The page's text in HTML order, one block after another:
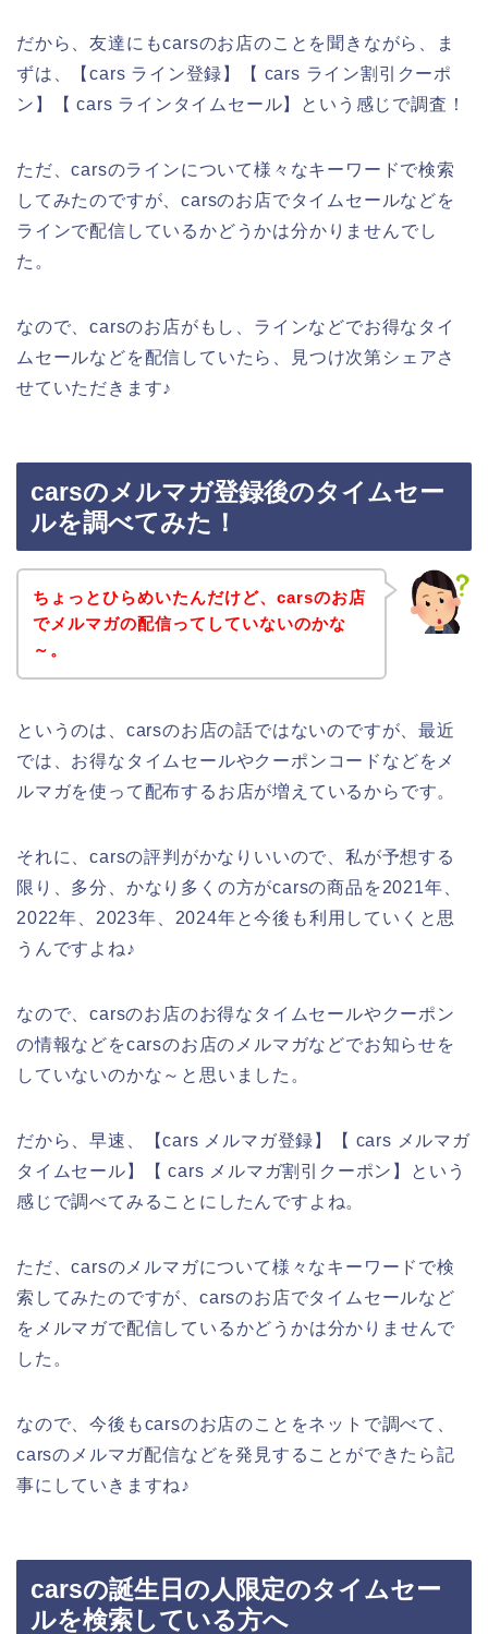
だから、友達にもcarsのお店のことを聞きながら、ま
ずは、【cars ライン登録】【 cars ライン割引クーポ
ン】【 cars ラインタイムセール】という感じで調査！
ただ、carsのラインについて様々なキーワードで検索
してみたのですが、carsのお店でタイムセールなどを
ラインで配信しているかどうかは分かりませんでし
た。
なので、carsのお店がもし、ラインなどでお得なタイ
ムセールなどを配信していたら、見つけ次第シェアさ
せていただきます♪
carsのメルマガ登録後のタイムセー
ルを調べてみた！
ちょっとひらめいたんだけど、carsのお店
でメルマガの配信ってしていないのかな
～。
というのは、carsのお店の話ではないのですが、最近
では、お得なタイムセールやクーポンコードなどをメ
ルマガを使って配布するお店が増えているからです。
それに、carsの評判がかなりいいので、私が予想する
限り、多分、かなり多くの方がcarsの商品を2021年、
2022年、2023年、2024年と今後も利用していくと思
うんですよね♪
なので、carsのお店のお得なタイムセールやクーポン
の情報などをcarsのお店のメルマガなどでお知らせを
していないのかな～と思いました。
だから、早速、【cars メルマガ登録】【 cars メルマガ
タイムセール】【 cars メルマガ割引クーポン】という
感じで調べてみることにしたんですよね。
ただ、carsのメルマガについて様々なキーワードで検
索してみたのですが、carsのお店でタイムセールなど
をメルマガで配信しているかどうかは分かりませんで
した。
なので、今後もcarsのお店のことをネットで調べて、
carsのメルマガ配信などを発見することができたら記
事にしていきますね♪
carsの誕生日の人限定のタイムセー
ルを検索している方へ